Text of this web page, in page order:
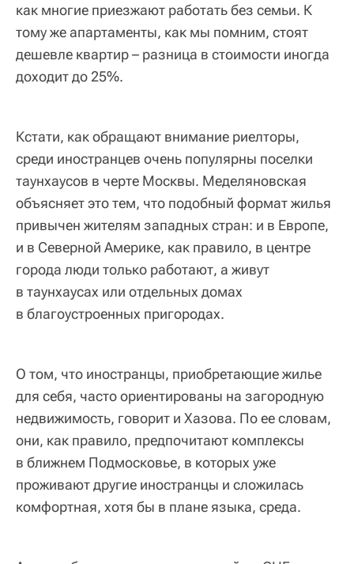
как многие приезжают работать без семьи. К
тому же апартаменты, как мы помним, стоят
дешевле квартир – разница в стоимости иногда
доходит до 25%.
Кстати, как обращают внимание риелторы,
среди иностранцев очень популярны поселки
таунхаусов в черте Москвы. Меделяновская
объясняет это тем, что подобный формат жилья
привычен жителям западных стран: и в Европе,
и в Северной Америке, как правило, в центре
города люди только работают, а живут
в таунхаусах или отдельных домах
в благоустроенных пригородах.
О том, что иностранцы, приобретающие жилье
для себя, часто ориентированы на загородную
недвижимость, говорит и Хазова. По ее словам,
они, как правило, предпочитают комплексы
в ближнем Подмосковье, в которых уже
проживают другие иностранцы и сложилась
комфортная, хотя бы в плане языка, среда.